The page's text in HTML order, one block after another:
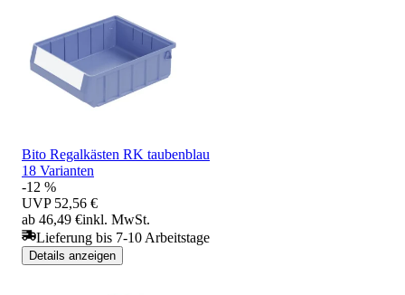
Bito Regalkästen RK taubenblau
18 Varianten
-12 %
UVP 52,56 €
ab 46,49 €inkl. MwSt.
Lieferung bis 7-10 Arbeitstage
Details anzeigen